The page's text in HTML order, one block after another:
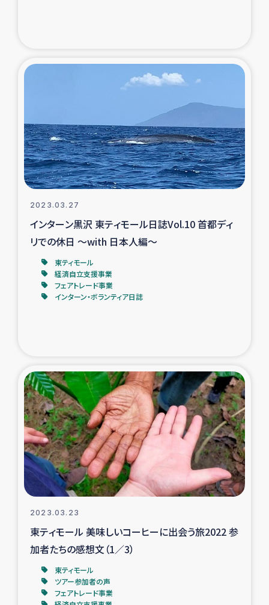
復興応援隊の活動
仮設住宅生活支援・農業復興支援
漁業復興支援
インターン・ボランティア日誌
居場所づくり
ガザ空爆被災者への食料支援と農家生産支援
ガザ地区における被災住民への緊急支援
ガザ地区酪農を通した女性グループの生計支援
ふりかけ普及と食生活改善による栄養改善事業
フェアトレード事業
女性の生計向上を通じた子どもの栄養改善事業
2023.03.27
インターン黒沢 東ティモール日誌Vol.10 首都ディ
リでの休日 ～with 日本人編～
東ティモール
経済自立支援事業
フェアトレード事業
インターン・ボランティア日誌
2023.03.23
東ティモール 美味しいコーヒーに出会う旅2022 参
加者たちの感想文（1／3）
東ティモール
ツアー参加者の声
フェアトレード事業